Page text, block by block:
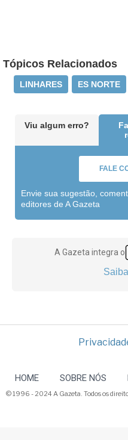
Tópicos Relacionados
LINHARES ES NORTE
Viu algum erro?
FALE
Envie sua sugestão,
editores de A Gazeta
A Gazeta integra o
HOME SOBRE NÓS
© 1996 - 2024 A Gazeta. Todos os